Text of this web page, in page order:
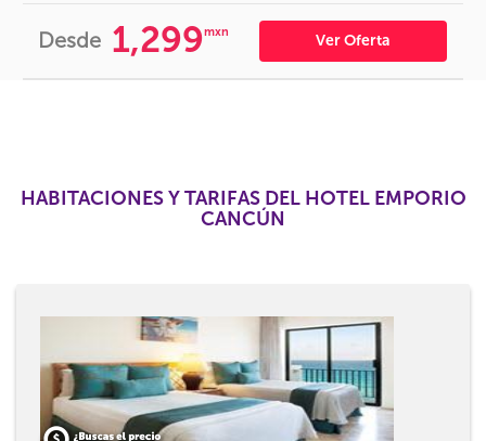
Desde 1,299mxn Ver Oferta
HABITACIONES Y TARIFAS DEL HOTEL EMPORIO
CANCÚN